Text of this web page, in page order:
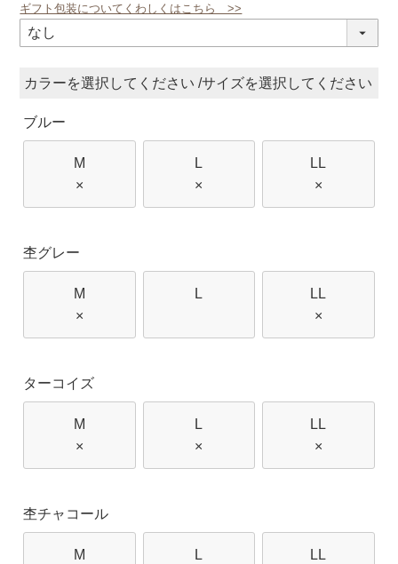
(必
ギフト包装についてくわしくはこちら >>
カラー サイズ
ブルー
M
×
L
×
LL
×
杢グレー
M
×
L
LL
×
ターコイズ
M
×
L
×
LL
×
杢チャコール
M
L
LL